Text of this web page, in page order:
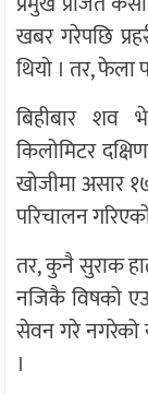
खबर गरेपछि
थियो । तर, फेला
बिहीबार शव
किलोमिटर
खोजीमा असार
परिचालन
तर, कुनै सुराक
नजिकै विषको
सेवन गरे नगरेको
।